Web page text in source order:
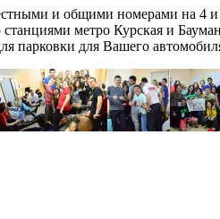
и общими номерами на 4
метро Курская и
парковки для Вашего